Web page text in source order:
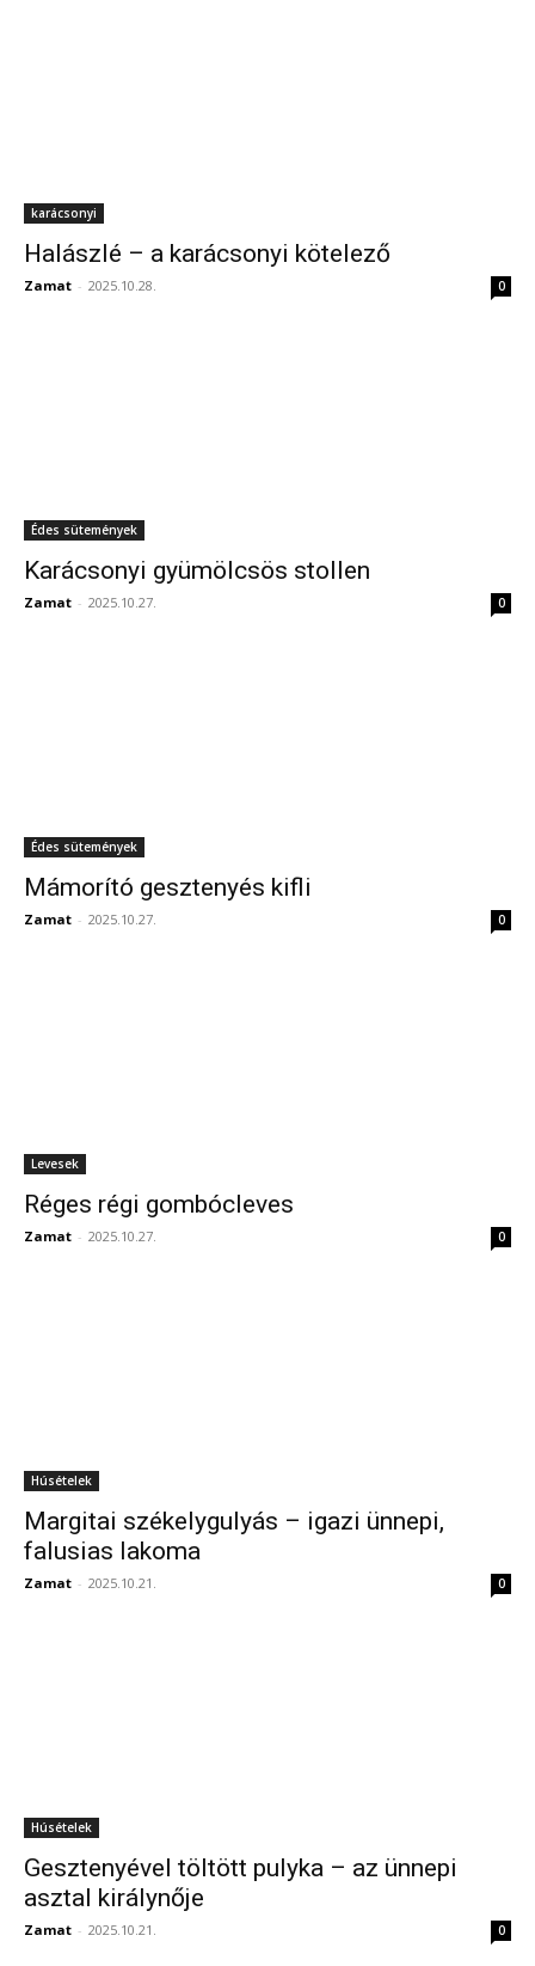
karácsonyi
Halászlé – a karácsonyi kötelező
Zamat - 2025.10.28. 0
Édes sütemények
Karácsonyi gyümölcsös stollen
Zamat - 2025.10.27. 0
Édes sütemények
Mámorító gesztenyés kifli
Zamat - 2025.10.27. 0
Levesek
Réges régi gombócleves
Zamat - 2025.10.27. 0
Húsételek
Margitai székelygulyás – igazi ünnepi,
falusias lakoma
Zamat - 2025.10.21. 0
Húsételek
Gesztenyével töltött pulyka – az ünnepi
asztal királynője
Zamat - 2025.10.21. 0